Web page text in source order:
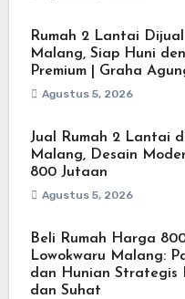
Rumah 2 Lantai
Malang, Siap Huni
Premium | Graha
Agustus 5, 2026
Jual Rumah 2 Lantai
Malang, Desain
800 Jutaan
Agustus 5, 2026
Beli Rumah Harga
Lowokwaru Malang:
dan Hunian Strategis
dan Suhat